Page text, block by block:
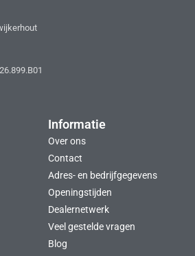
Informatie
Over ons
Contact
Adres- en bedrijfgegevens
Openingstijden
Dealernetwerk
Veel gestelde vragen
Blog